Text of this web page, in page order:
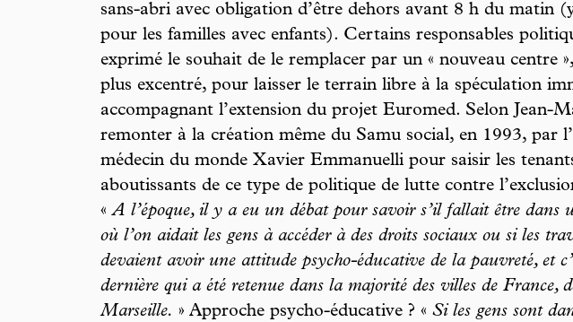
sans-abri avec obligation d’être dehors avant 8 h du matin
pour les familles avec enfants). Certains responsables
exprimé le souhait de le remplacer par un « nouveau centre
plus excentré, pour laisser le terrain libre à la spéculation
accompagnant l’extension du projet Euromed. Selon Jean-
remonter à la création même du Samu social, en 1993, par
médecin du monde Xavier Emmanuelli pour saisir les
aboutissants de ce type de politique de lutte contre
«A l’époque, il y a eu un débat pour savoir s’il fallait être dans
où l’on aidait les gens à accéder à des droits sociaux ou si les
devaient avoir une attitude psycho-éducative de la pauvreté, et
dernière qui a été retenue dans la majorité des villes de France,
Marseille. » Approche psycho-éducative ? « Si les gens sont